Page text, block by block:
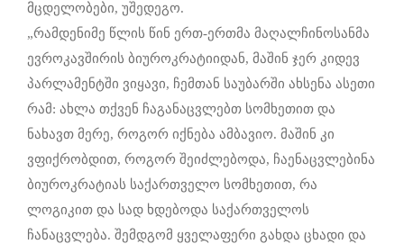
მცდელობები, უშედეგო.
„რამდენიმე წლის წინ ერთ-ერთმა მაღალჩინოსანმა
ევროკავშირის ბიუროკრატიიდან, მაშინ ჯერ კიდევ
პარლამენტში ვიყავი, ჩემთან საუბარში ახსენა ასეთი
რამ: ახლა თქვენ ჩაგანაცვლებთ სომხეთით და
ნახავთ მერე, როგორ იქნება ამბავიო. მაშინ კი
ვფიქრობდით, როგორ შეიძლებოდა, ჩაენაცვლებინა
ბიუროკრატიას საქართველო სომხეთით, რა
ლოგიკით და სად ხდებოდა საქართველოს
ჩანაცვლება. შემდგომ ყველაფერი გახდა ცხადი და